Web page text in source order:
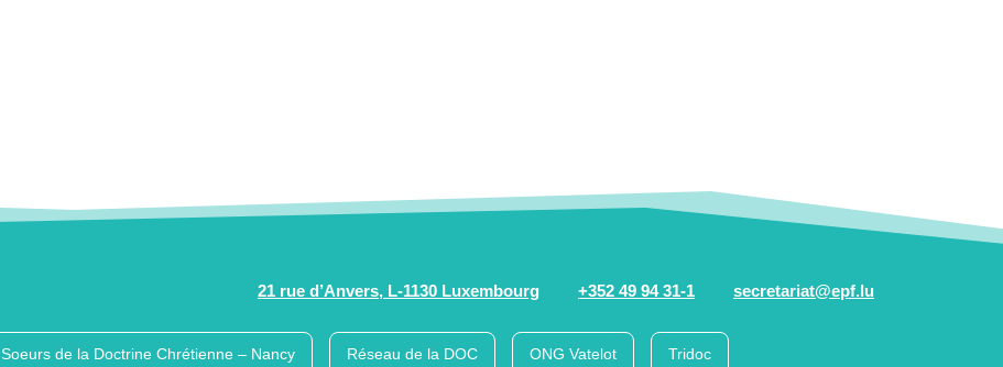
21 rue d’Anvers, L-1130 Luxembourg +352 49 94 31-1 secretariat@epf.lu
Soeurs de la Doctrine Chrétienne – Nancy Réseau de la DOC ONG Vatelot Tridoc